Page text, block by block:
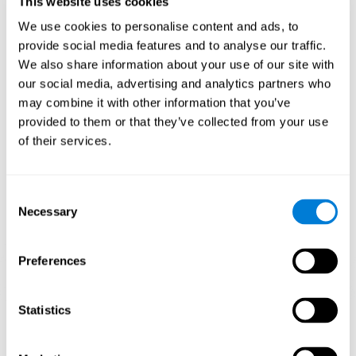
We use cookies to personalise content and ads, to
provide social media features and to analyse our traffic.
We also share information about your use of our site with
our social media, advertising and analytics partners who
may combine it with other information that you’ve
provided to them or that they’ve collected from your use
of their services.
Selection
Necessary
Preferences
Statistics
neural específico el cual ayuda a que los circuitos neuronales se
reorganicen y recuperen funciones cognitivas debilitadas o
dañadas. Estimular de manera consistente nuestras habilidades,
puede ayudar a crear nuevas sinapsis, y a que los circuitos
neuronales se reorganicen y mejoren las funciones cognitivas. En
el juego Carrera de Canicas se busca estimular capacidades
relacionadas con la estimación y la coordinación ojo-mano.
1ª SEMANA
Proyección gráfica orientativa de las redes neuronales después